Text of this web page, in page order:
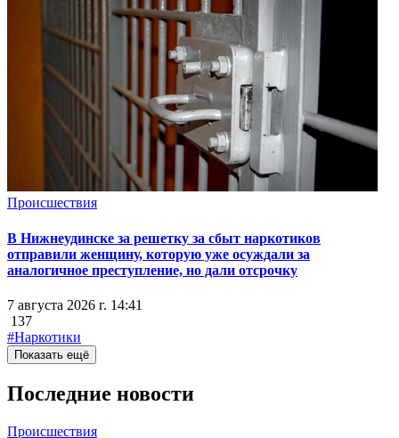
Происшествия
В Нижнеудинске за решетку за сбыт наркотиков
отправили женщину, которую уже осуждали за
аналогичное преступление, но дали отсрочку
7 августа 2026 г. 14:41
137
#Наркотики
Показать ещё
Последние новости
Происшествия